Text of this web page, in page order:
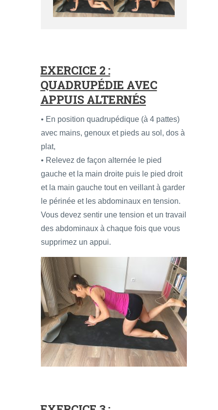
EXERCICE 2 :
QUADRUPÉDIE AVEC
APPUIS ALTERNÉS
• En position quadrupédique (à 4 pattes)
avec mains, genoux et pieds au sol, dos à
plat,
• Relevez de façon alternée le pied
gauche et la main droite puis le pied droit
et la main gauche tout en veillant à garder
le périnée et les abdominaux en tension.
Vous devez sentir une tension et un travail
des abdominaux à chaque fois que vous
supprimez un appui.